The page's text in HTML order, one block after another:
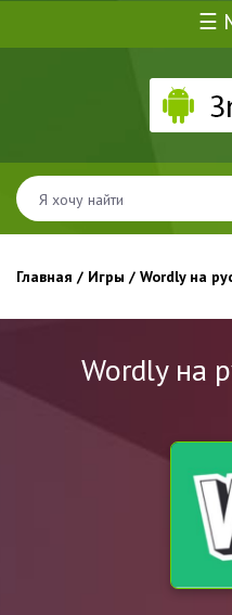
☰
Главная / Игры / Wordly на
Wordly на